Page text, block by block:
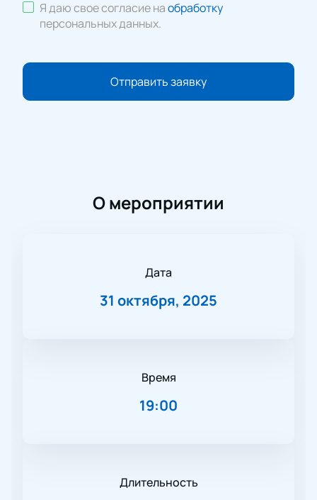
Я даю свое согласие наобработку
персональных данных.
Отправить заявку
О мероприятии
Дата
31 октября, 2025
Время
19:00
Длительность